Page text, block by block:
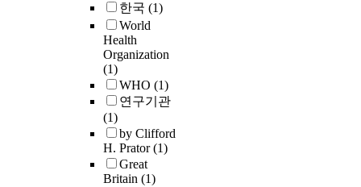
한국 (1)
World
Health
Organization
(1)
WHO (1)
연구기관
(1)
by Clifford
H. Prator(1)
Great
Britain (1)